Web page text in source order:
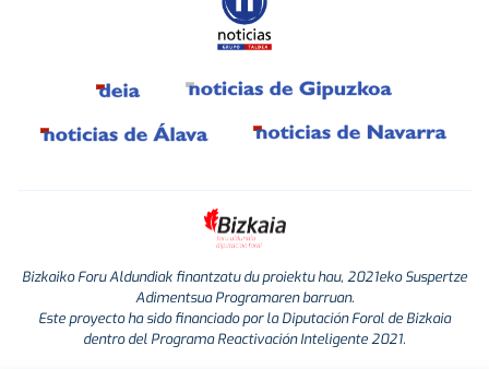
Bizkaiko Foru Aldundiak finantzatu du proiektu hau, 2021eko Suspertze
Adimentsua Programaren barruan.
Este proyecto ha sido financiado por la Diputación Foral de Bizkaia
dentro del Programa Reactivación Inteligente 2021.